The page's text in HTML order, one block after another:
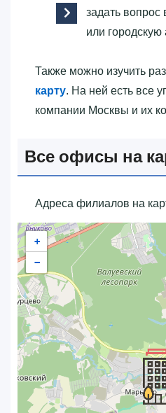
задать
или
Также можно изучить
карту. На ней есть все
компании Москвы и их
Все офисы на
Адреса филиалов на
+
−